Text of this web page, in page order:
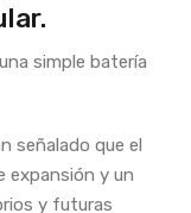
simple batería
señalado que el
expansión y un
y futuras